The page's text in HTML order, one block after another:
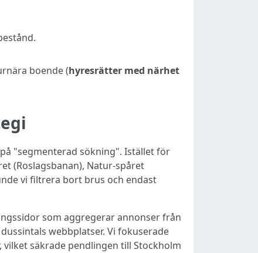
boende (hyresrätter med närhet
"segmenterad sökning". Istället för
(Roslagsbanan), Natur-spåret
vi filtrera bort brus och endast
som aggregerar annonser från
webbplatser. Vi fokuserade
vilket säkrade pendlingen till Stockholm